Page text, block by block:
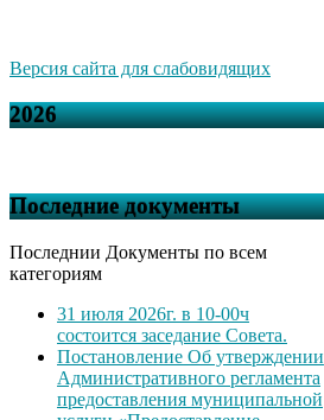
Версия сайта для слабовидящих
2026
Последние документы
Последнии Документы по всем
категориям
31 июля 2026г. в 10-00ч
состоится заседание Совета.
Постановление Об утверждении
Административного регламента
предоставления муниципальной